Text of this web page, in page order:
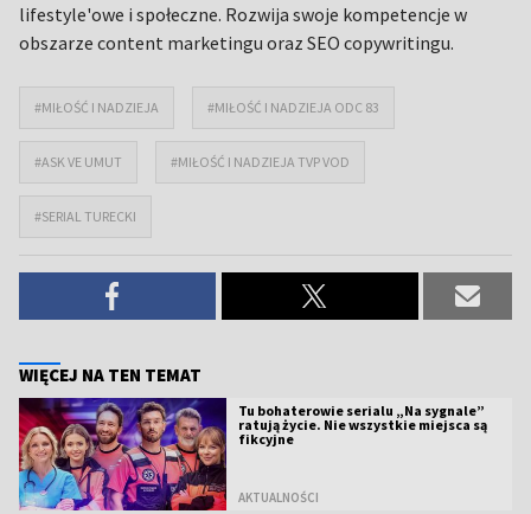
lifestyle'owe i społeczne. Rozwija swoje kompetencje w
obszarze content marketingu oraz SEO copywritingu.
#MIŁOŚĆ I NADZIEJA #MIŁOŚĆ I NADZIEJA ODC 83
#ASK VE UMUT #MIŁOŚĆ I NADZIEJA TVP VOD
#SERIAL TURECKI
WIĘCEJ NA TEN TEMAT
Tu bohaterowie serialu „Na sygnale”
ratują życie. Nie wszystkie miejsca są
fikcyjne
AKTUALNOŚCI